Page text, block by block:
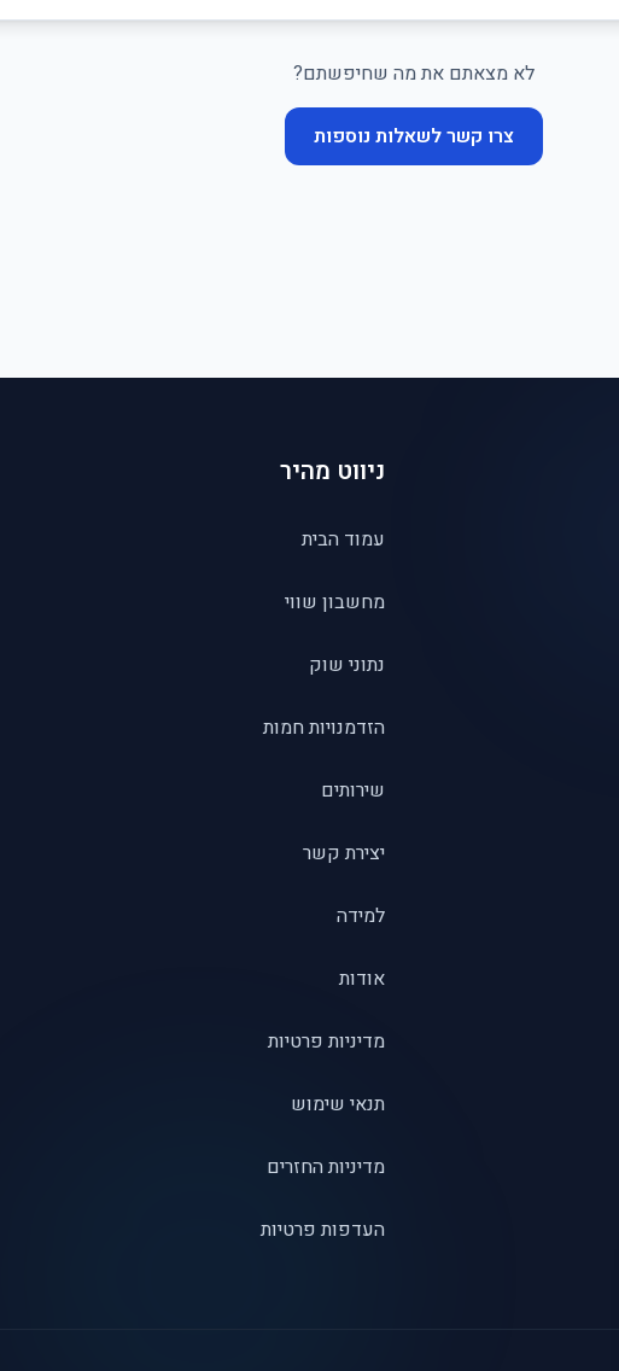
לא מצאתם את מה שחיפשתם?
צרו קשר לשאלות נוספות
ניווט מהיר
עמוד הבית
מחשבון שווי
נתוני שוק
הזדמנויות חמות
שירותים
יצירת קשר
למידה
אודות
מדיניות פרטיות
תנאי שימוש
מדיניות החזרים
העדפות פרטיות